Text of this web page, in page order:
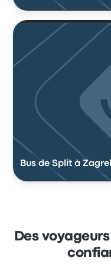
Bus de Split à
Des